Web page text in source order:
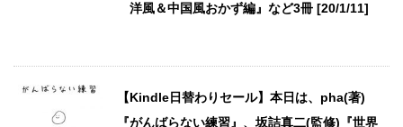
洋風＆中国風おかず編』など3冊 [20/1/11]
【Kindle日替わりセール】本日は、pha(著)
『がんばらない練習』、坂詰真二(監修)『世界